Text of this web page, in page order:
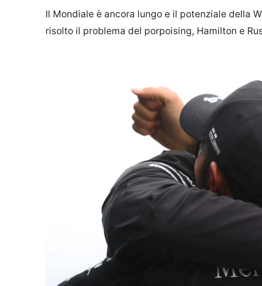
Il Mondiale è ancora lungo e il potenziale della
risolto il problema del porpoising, Hamilton e